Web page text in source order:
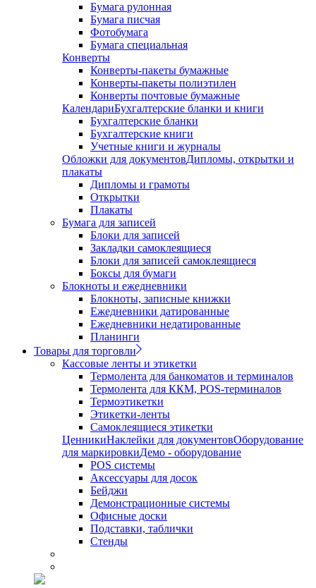
Бумага рулонная
Бумага писчая
Фотобумага
Бумага специальная
Конверты
Конверты-пакеты бумажные
Конверты-пакеты полиэтилен
Конверты почтовые бумажные
КалендариБухгалтерские бланки и книги
Бухгалтерские бланки
Бухгалтерские книги
Учетные книги и журналы
Обложки для документовДипломы, открытки и
плакаты
Дипломы и грамоты
Открытки
Плакаты
Бумага для записей
Блоки для записей
Закладки самоклеящиеся
Блоки для записей самоклеящиеся
Боксы для бумаги
Блокноты и ежедневники
Блокноты, записные книжки
Ежедневники датированные
Ежедневники недатированные
Планинги
Товары для торговли
Кассовые ленты и этикетки
Термолента для банкоматов и терминалов
Термолента для ККМ, POS-терминалов
Термоэтикетки
Этикетки-ленты
Самоклеящиеся этикетки
ЦенникиНаклейки для документовОборудование
для маркировкиДемо - оборудование
POS системы
Аксессуары для досок
Бейджи
Демонстрационные системы
Офисные доски
Подставки, таблички
Стенды